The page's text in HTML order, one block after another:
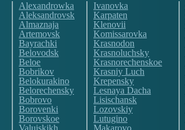
Alexandrowka
Aleksandrovsk
Almaznaja
Artemovsk
Bayrachki
Belovodsk
Beloe
Bobrikov
Belokurakino
Belorechensky
Bobrovo
Borovenki
Borovskoe
Valuiskikh
Ivanovka
Karpaten
Klenovii
Komissarovka
Krasnodon
Krasnoluchsky
Krasnorechenskoe
Krasniy Luch
Krepensky
Lesnaya Dacha
Lisischansk
Lozovskiy
Lutugino
Makarovo